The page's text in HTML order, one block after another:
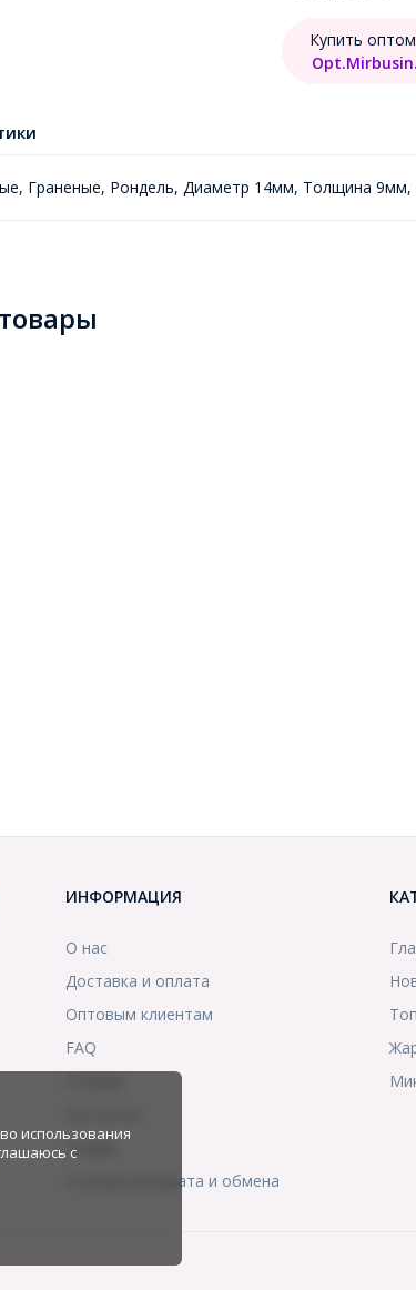
Купить
Граненые, Рондель, Диаметр 14мм, Толщина
ИНФОРМАЦИЯ
О нас
Доставка и оплата
Оптовым клиентам
FAQ
Скидки
Условия возврата и обмена
использования
с